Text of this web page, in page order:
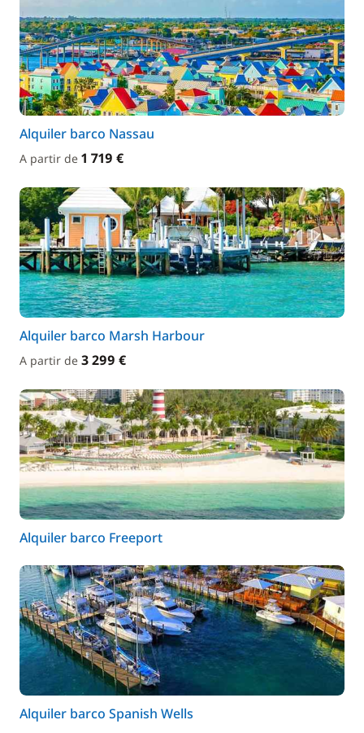
Alquiler barco Nassau
A partir de 1 719 €
Alquiler barco Marsh Harbour
A partir de 3 299 €
Alquiler barco Freeport
Alquiler barco Spanish Wells